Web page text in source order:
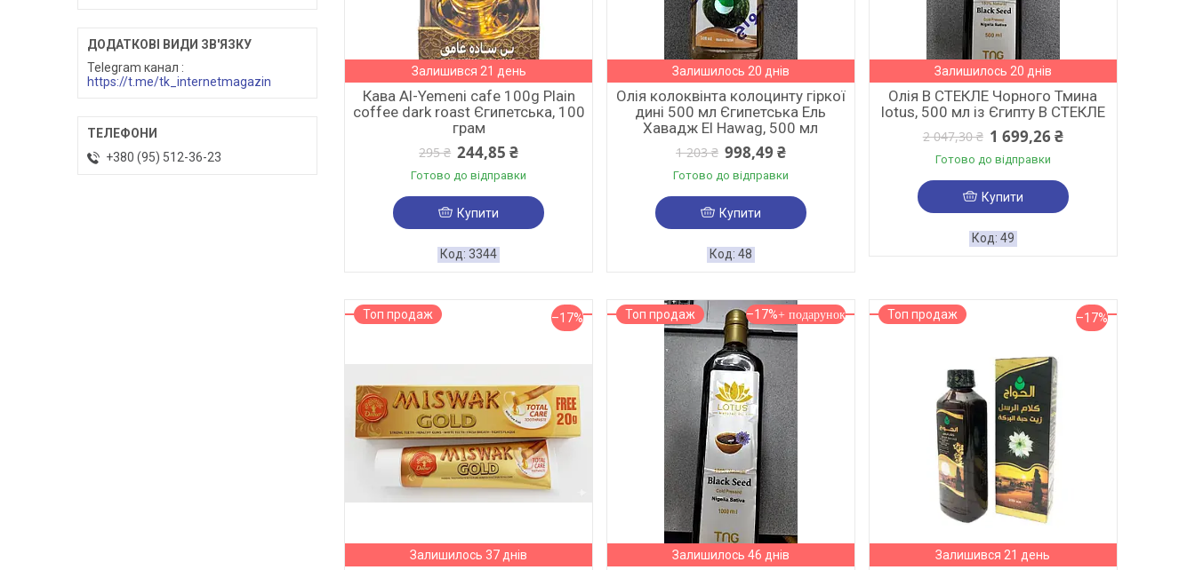
Залишився 21 день
Кава Al-Yemeni cafe 100g Plain
coffee dark roast Єгипетська, 100
грам
295 ₴ 244,85 ₴
Готово до відправки
Купити
3344
Залишилось 20 днів
Олія колоквінта колоцинту гіркої
дині 500 мл Єгипетська Ель
Хавадж El Hawag, 500 мл
1 203 ₴ 998,49 ₴
Готово до відправки
Купити
48
Залишилось 20 днів
Олія В СТЕКЛЕ Чорного Тмина
lotus, 500 мл із Єгипту В СТЕКЛЕ
2 047,30 ₴ 1 699,26 ₴
Готово до відправки
Купити
49
Топ продаж –17%
Залишилось 37 днів
Топ продаж –17%
Залишилось 46 днів
Топ продаж –17%
Залишився 21 день
Telegram канал
https://t.me/tk_internetmagazin
+380 (95) 512-36-23